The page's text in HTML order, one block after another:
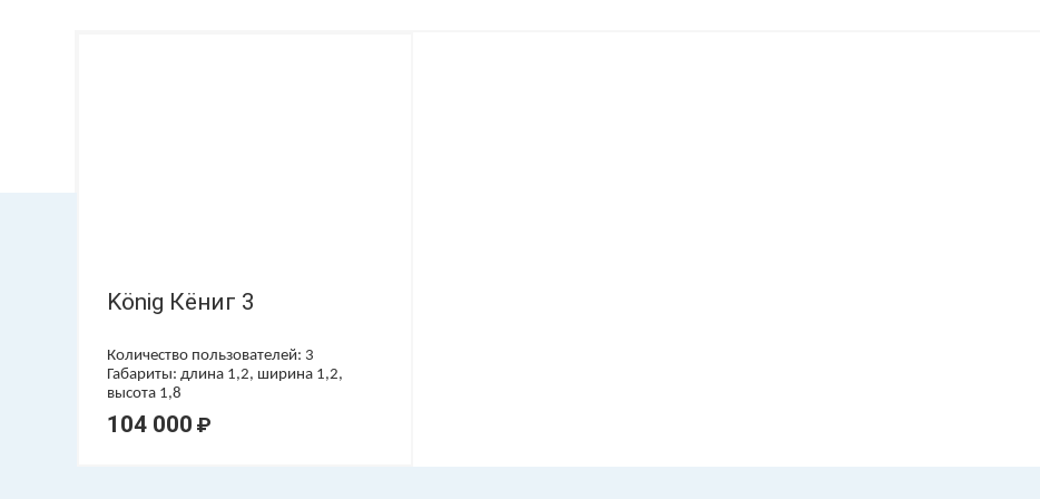
König Кёниг 3
Количество пользователей: 3
Габариты: длина 1,2, ширина 1,2,
высота 1,8
104 000 ₽